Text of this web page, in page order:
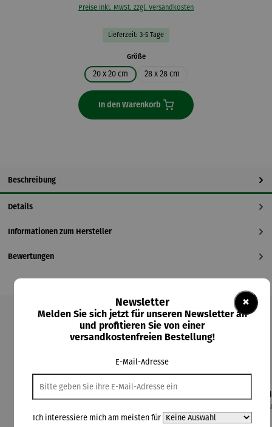
Preise inkl. MwSt. zzgl. Versandkosten
Lieferzeit: 3-5 Tage
Größeauswählen
20 x 20 cm 28 x 28 cm
In den Warenkorb
Beschreibung
Details
Informationen zum Hersteller
Bewertungen
Produktgalerie überspringen
×
Newsletter
Melden Sie sich jetzt für unseren Newsletter an
und profitieren Sie von einer
versandkostenfreien Bestellung!
E-Mail-Adresse
Ich interessiere mich am meisten für